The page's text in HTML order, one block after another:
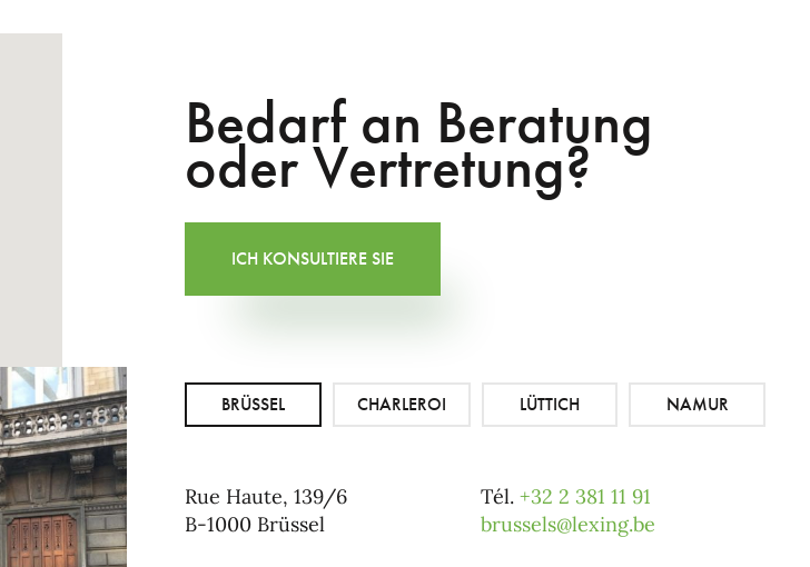
Bedarf an Beratung
oder Vertretung?
ICH KONSULTIERE SIE
BRÜSSEL CHARLEROI LÜTTICH NAMUR
Rue Haute, 139/6
B-1000 Brüssel
Tél. +32 2 381 11 91
brussels@lexing.be